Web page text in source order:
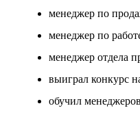
менеджер по
менеджер по
менеджер отдела
выиграл конкурс
обучил